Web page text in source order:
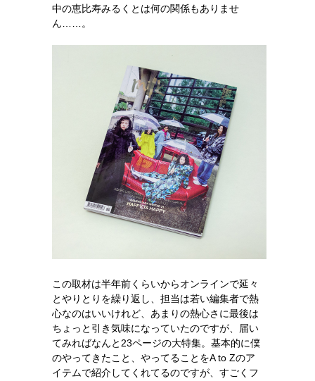
中の恵比寿みるくとは何の関係もありませ
ん……。
この取材は半年前くらいからオンラインで延々
とやりとりを繰り返し、担当は若い編集者で熱
心なのはいいけれど、あまりの熱心さに最後は
ちょっと引き気味になっていたのですが、届い
てみればなんと23ページの大特集。基本的に僕
のやってきたこと、やってることをA to Zのア
イテムで紹介してくれてるのですが、すごくフ